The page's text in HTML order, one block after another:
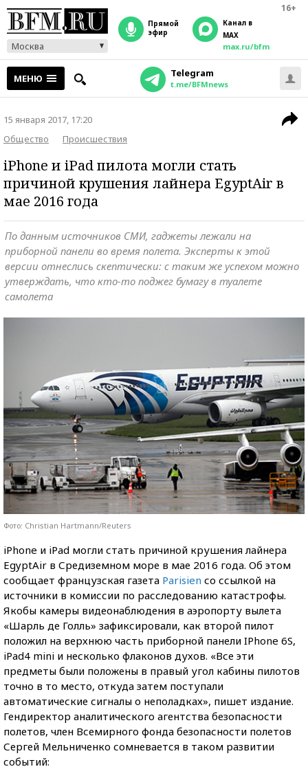
16+
Москва
прямой
эфир
Канал в
MAX
max.ru/bfm
МЕНЮ Telegram
t.me/BFMnews
15 января 2017, 17:20
Общество
Происшествия
iPhone и iPad пилота могли стать
причиной крушения лайнера EgyptAir в
мае 2016 года
По данным источников СМИ, гаджеты лежали на
приборной панели во время полета. Эксперты к этой
версии отнеслись скептически: с таким же успехом можно
утверждать, что кто-то поджег бумагу в туалете
самолета
Фото: Christian Hartmann/Reuters
iPhone и iPad могли стать причиной крушения лайнера
EgyptAir в Средиземном море в мае 2016 года. Об этом
сообщает французская газета Parisien со ссылкой на
источники в комиссии по расследованию катастрофы.
Якобы камеры видеонаблюдения в аэропорту вылета
«Шарль де Голль» зафиксировали, как второй пилот
положил на верхнюю часть приборной панели IPhone 6S,
iPad4 mini и несколько флаконов духов. «Все эти
предметы были положены в правый угол кабины пилотов
точно в то место, откуда затем поступали
автоматические сигналы о неполадках», пишет издание.
Гендиректор аналитического агентства безопасности
полетов, член Всемирного фонда безопасности полетов
Сергей Мельниченко сомневается в таком развитии
событий: